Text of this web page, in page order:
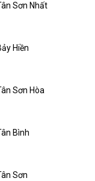
Sơn Nhất
Hiền
Sơn Hòa
Bình
Sơn